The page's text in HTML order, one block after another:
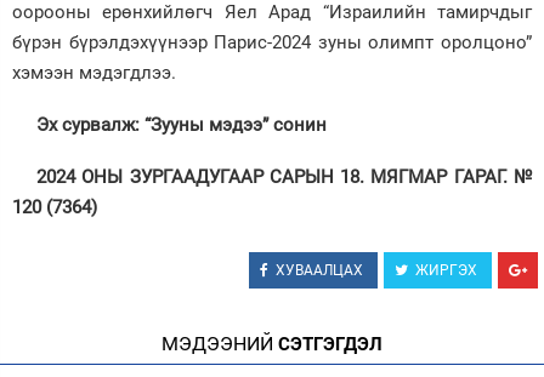
оорооны ерөнхийлөгч Яел Арад “Израилийн тамирчдыг
бүрэн бүрэлдэхүүнээр Парис-2024 зуны олимпт оролцоно”
хэмээн мэдэгдлээ.
Эх сурвалж: “Зууны мэдээ” сонин
2024 ОНЫ ЗУРГААДУГААР САРЫН 18. МЯГМАР ГАРАГ. №
120 (7364)
ХУВААЛЦАХ ЖИРГЭХ
МЭДЭЭНИЙ СЭТГЭГДЭЛ